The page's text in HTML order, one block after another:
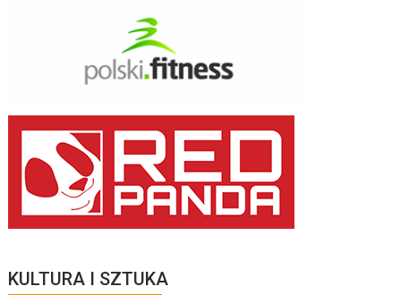
KULTURA I SZTUKA